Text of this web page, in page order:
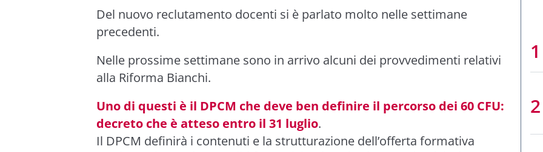
Del nuovo reclutamento docenti si è parlato molto nelle settimane
precedenti.
Nelle prossime settimane sono in arrivo alcuni dei provvedimenti relativi
alla Riforma Bianchi.
Uno di questi è il DPCM che deve ben definire il percorso dei 60 CFU:
decreto che è atteso entro il 31 luglio.
Il DPCM definirà i contenuti e la strutturazione dell’offerta formativa